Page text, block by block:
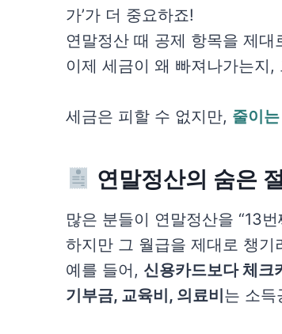
가’가 더 중요하죠!
연말정산 때 공제 항목을 제
이제 세금이 왜 빠져나가는지
세금은 피할 수 없지만, 줄이
연말정산의 숨은
많은 분들이 연말정산을 “13
하지만 그 월급을 제대로 챙
예를 들어, 신용카드보다 체크
기부금, 교육비, 의료비는 소득